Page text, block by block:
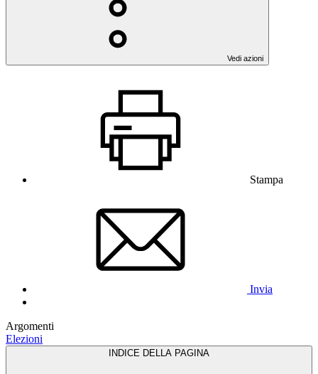
Vedi azioni
Stampa
Invia
Argomenti
Elezioni
INDICE DELLA PAGINA